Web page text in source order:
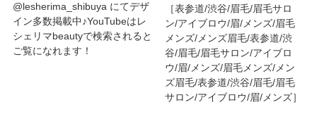
@lesherima_shibuya にてデザ
イン多数掲載中♪YouTubeはレ
シェリマbeautyで検索されると
ご覧になれます！
［表参道/渋谷/眉毛/眉毛サロ
ン/アイブロウ/眉/メンズ/眉毛
メンズ/メンズ眉毛/表参道/渋
谷/眉毛/眉毛サロン/アイブロ
ウ/眉/メンズ/眉毛メンズ/メン
ズ眉毛/表参道/渋谷/眉毛/眉毛
サロン/アイブロウ/眉/メンズ］